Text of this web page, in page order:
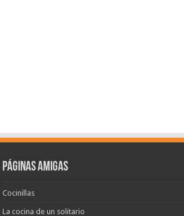
Páginas amigas
Cocinillas
La cocina de un solitario